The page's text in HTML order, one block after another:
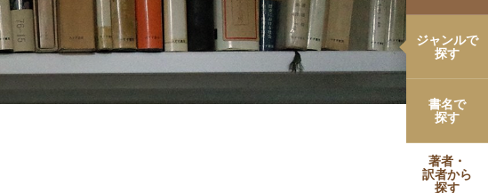
ジャンルで
探す
書名で
探す
著者・
訳者から
探す